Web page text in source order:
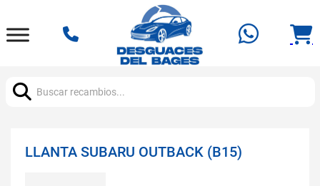
LLANTA SUBARU OUTBACK (B15)